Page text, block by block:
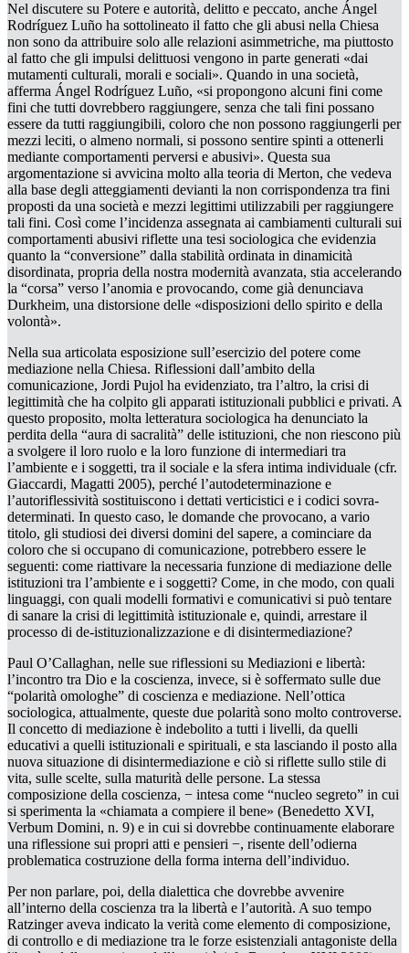
Nel discutere su Potere e autorità, delitto e peccato, anche Ángel
Rodríguez Luño ha sottolineato il fatto che gli abusi nella Chiesa
non sono da attribuire solo alle relazioni asimmetriche, ma piuttosto
al fatto che gli impulsi delittuosi vengono in parte generati «dai
mutamenti culturali, morali e sociali». Quando in una società,
afferma Ángel Rodríguez Luño, «si propongono alcuni fini come
fini che tutti dovrebbero raggiungere, senza che tali fini possano
essere da tutti raggiungibili, coloro che non possono raggiungerli per
mezzi leciti, o almeno normali, si possono sentire spinti a ottenerli
mediante comportamenti perversi e abusivi». Questa sua
argomentazione si avvicina molto alla teoria di Merton, che vedeva
alla base degli atteggiamenti devianti la non corrispondenza tra fini
proposti da una società e mezzi legittimi utilizzabili per raggiungere
tali fini. Così come l’incidenza assegnata ai cambiamenti culturali sui
comportamenti abusivi riflette una tesi sociologica che evidenzia
quanto la “conversione” dalla stabilità ordinata in dinamicità
disordinata, propria della nostra modernità avanzata, stia accelerando
la “corsa” verso l’anomia e provocando, come già denunciava
Durkheim, una distorsione delle «disposizioni dello spirito e della
volontà».
Nella sua articolata esposizione sull’esercizio del potere come
mediazione nella Chiesa. Riflessioni dall’ambito della
comunicazione, Jordi Pujol ha evidenziato, tra l’altro, la crisi di
legittimità che ha colpito gli apparati istituzionali pubblici e privati. A
questo proposito, molta letteratura sociologica ha denunciato la
perdita della “aura di sacralità” delle istituzioni, che non riescono più
a svolgere il loro ruolo e la loro funzione di intermediari tra
l’ambiente e i soggetti, tra il sociale e la sfera intima individuale (cfr.
Giaccardi, Magatti 2005), perché l’autodeterminazione e
l’autoriflessività sostituiscono i dettati verticistici e i codici sovra-
determinati. In questo caso, le domande che provocano, a vario
titolo, gli studiosi dei diversi domini del sapere, a cominciare da
coloro che si occupano di comunicazione, potrebbero essere le
seguenti: come riattivare la necessaria funzione di mediazione delle
istituzioni tra l’ambiente e i soggetti? Come, in che modo, con quali
linguaggi, con quali modelli formativi e comunicativi si può tentare
di sanare la crisi di legittimità istituzionale e, quindi, arrestare il
processo di de-istituzionalizzazione e di disintermediazione?
Paul O’Callaghan, nelle sue riflessioni su Mediazioni e libertà:
l’incontro tra Dio e la coscienza, invece, si è soffermato sulle due
“polarità omologhe” di coscienza e mediazione. Nell’ottica
sociologica, attualmente, queste due polarità sono molto controverse.
Il concetto di mediazione è indebolito a tutti i livelli, da quelli
educativi a quelli istituzionali e spirituali, e sta lasciando il posto alla
nuova situazione di disintermediazione e ciò si riflette sullo stile di
vita, sulle scelte, sulla maturità delle persone. La stessa
composizione della coscienza, − intesa come “nucleo segreto” in cui
si sperimenta la «chiamata a compiere il bene» (Benedetto XVI,
Verbum Domini, n. 9) e in cui si dovrebbe continuamente elaborare
una riflessione sui propri atti e pensieri −, risente dell’odierna
problematica costruzione della forma interna dell’individuo.
Per non parlare, poi, della dialettica che dovrebbe avvenire
all’interno della coscienza tra la libertà e l’autorità. A suo tempo
Ratzinger aveva indicato la verità come elemento di composizione,
di controllo e di mediazione tra le forze esistenziali antagoniste della